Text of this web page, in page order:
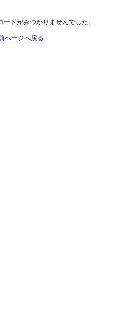
ドがみつかりませんでした。
ページへ戻る